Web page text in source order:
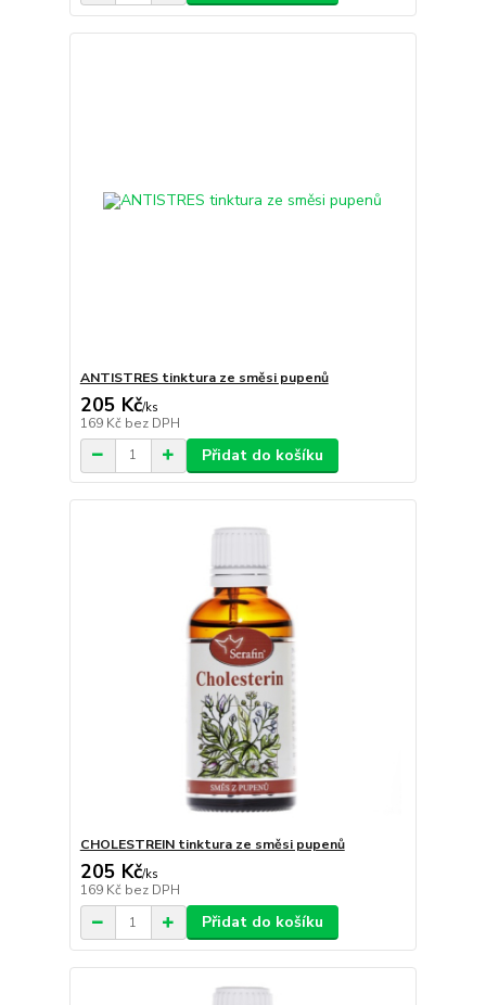
ANTISTRES tinktura ze směsi pupenů
205 Kč/ks
169 Kč bez DPH
Přidat do košíku
CHOLESTREIN tinktura ze směsi pupenů
205 Kč/ks
169 Kč bez DPH
Přidat do košíku